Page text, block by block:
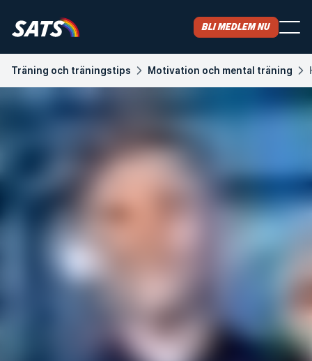
Bli medlem nu
Träning och träningstips Motivation och mental träning